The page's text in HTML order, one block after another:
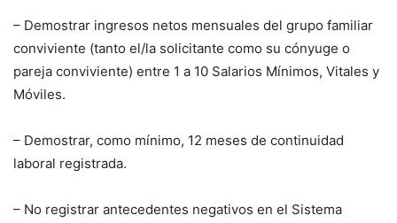
– Demostrar ingresos netos mensuales del grupo familiar
conviviente (tanto el/la solicitante como su cónyuge o
pareja conviviente) entre 1 a 10 Salarios Mínimos, Vitales y
Móviles.
– Demostrar, como mínimo, 12 meses de continuidad
laboral registrada.
– No registrar antecedentes negativos en el Sistema